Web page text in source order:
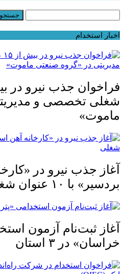
اخبار استخدام
شغلی تخصصی و
ماموت»
آغاز جذب نیرو در
بردسیر» با ۱۰ عنوان شغلی
آغاز ثبت‌نام آزمون
خراسان» در ۳ استان